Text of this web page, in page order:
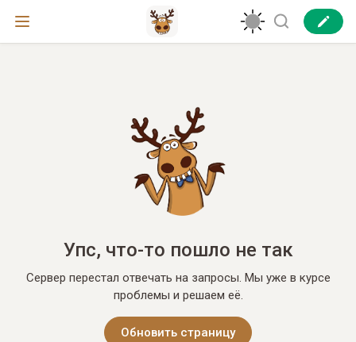
Упс, что-то пошло не так
Сервер перестал отвечать на запросы. Мы уже в курсе
проблемы и решаем её.
Обновить страницу